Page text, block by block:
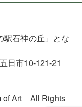
駅石神の丘」とな
日市10-121-21
of Art All Rights